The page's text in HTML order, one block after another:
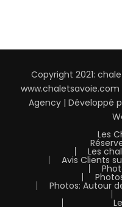
Copyright 2021:
Agency | Développé
Les
Les
Avis Clients
Photos: Autour